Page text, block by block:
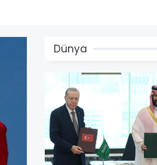
Dünya